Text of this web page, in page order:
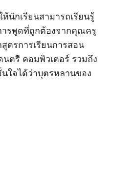
นักเรียนสามารถเรียนรู้
ารพูดที่ถูกต้องจากคุณครู
ตรการเรียนการสอน
ตรี คอมพิวเตอร์ รวมถึง
ใจได้ว่าบุตรหลานของ